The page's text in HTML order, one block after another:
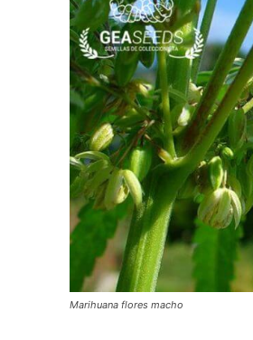
Marihuana flores macho